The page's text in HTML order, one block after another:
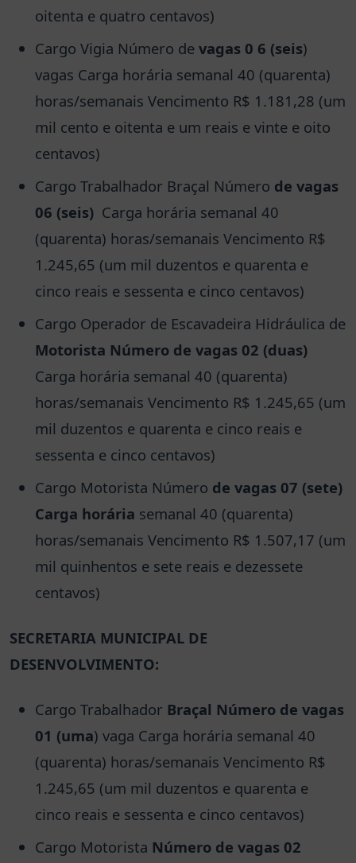
oitenta e quatro centavos)
Cargo Vigia Número de vagas 0 6 (seis)
vagas Carga horária semanal 40 (quarenta)
horas/semanais Vencimento R$ 1.181,28 (um
mil cento e oitenta e um reais e vinte e oito
centavos)
Cargo Trabalhador Braçal Número de vagas
06 (seis) Carga horária semanal 40
(quarenta) horas/semanais Vencimento R$
1.245,65 (um mil duzentos e quarenta e
cinco reais e sessenta e cinco centavos)
Cargo Operador de Escavadeira Hidráulica de
Motorista Número de vagas 02 (duas)
Carga horária semanal 40 (quarenta)
horas/semanais Vencimento R$ 1.245,65 (um
mil duzentos e quarenta e cinco reais e
sessenta e cinco centavos)
Cargo Motorista Número de vagas 07 (sete)
Carga horária semanal 40 (quarenta)
horas/semanais Vencimento R$ 1.507,17 (um
mil quinhentos e sete reais e dezessete
centavos)
SECRETARIA MUNICIPAL DE
DESENVOLVIMENTO:
Cargo Trabalhador Braçal Número de vagas
01 (uma) vaga Carga horária semanal 40
(quarenta) horas/semanais Vencimento R$
1.245,65 (um mil duzentos e quarenta e
cinco reais e sessenta e cinco centavos)
Cargo Motorista Número de vagas 02